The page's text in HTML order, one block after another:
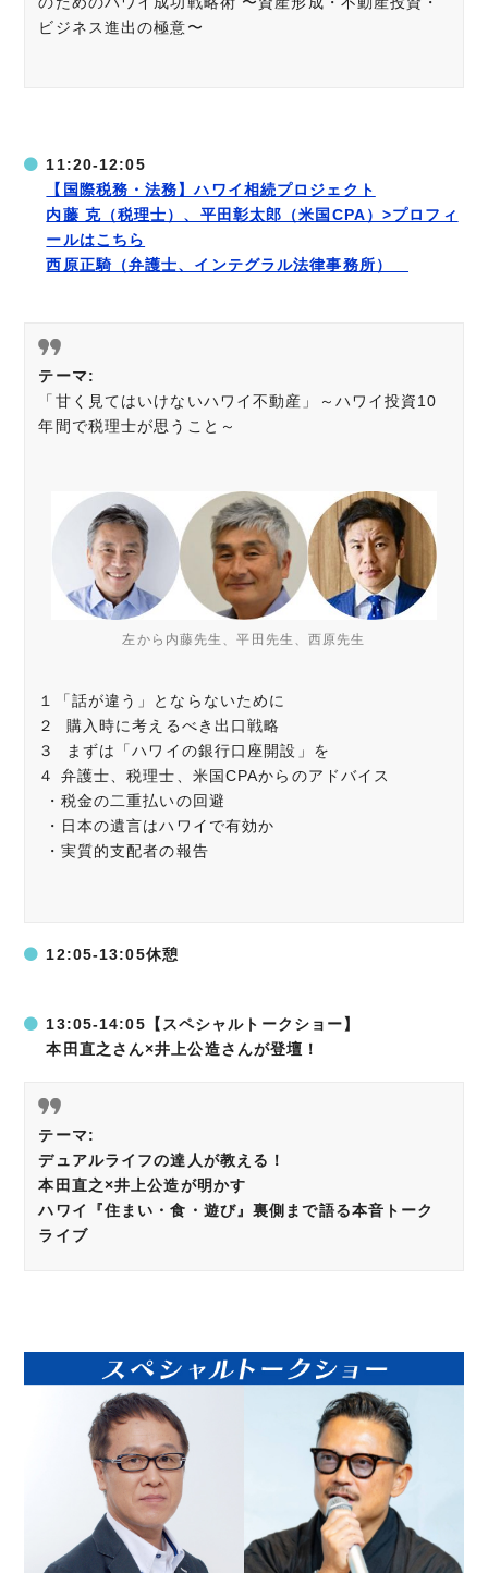
ビジネス進出の極意〜
11:20-12:05
【国際税務・法務】ハワイ相続プロジェクト
内藤 克（税理士）、平田彰太郎（米国CPA）>プロフィ
ールはこちら
西原正騎（弁護士、インテグラル法律事務所）
テーマ:
「甘く見てはいけないハワイ不動産」～ハワイ投資10
年間で税理士が思うこと～
左から内藤先生、平田先生、西原先生
１「話が違う」とならないために
２ 購入時に考えるべき出口戦略
３ まずは「ハワイの銀行口座開設」を
４ 弁護士、税理士、米国CPAからのアドバイス
・税金の二重払いの回避
・日本の遺言はハワイで有効か
・実質的支配者の報告
12:05-13:05休憩
13:05-14:05【スペシャルトークショー】
本田直之さん×井上公造さんが登壇！
テーマ:
デュアルライフの達人が教える！
本田直之×井上公造が明かす
ハワイ『住まい・食・遊び』裏側まで語る本音トーク
ライブ